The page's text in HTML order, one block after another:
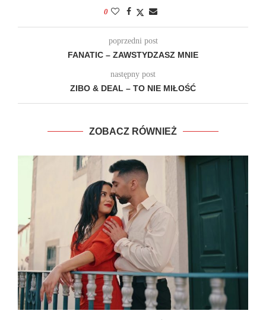
0
poprzedni post
FANATIC – ZAWSTYDZASZ MNIE
następny post
ZIBO & DEAL – TO NIE MIŁOŚĆ
ZOBACZ RÓWNIEŻ